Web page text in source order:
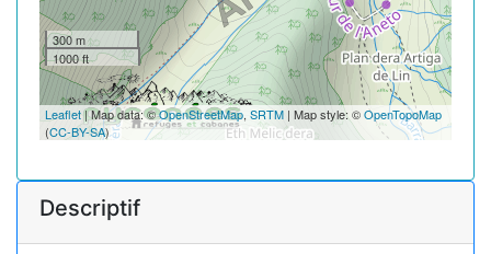
300 m
1000 ft
Leaflet| Map data: ©OpenStreetMap, SRTM | Map style: ©OpenTopoMap
(CC-BY-SA)
Descriptif